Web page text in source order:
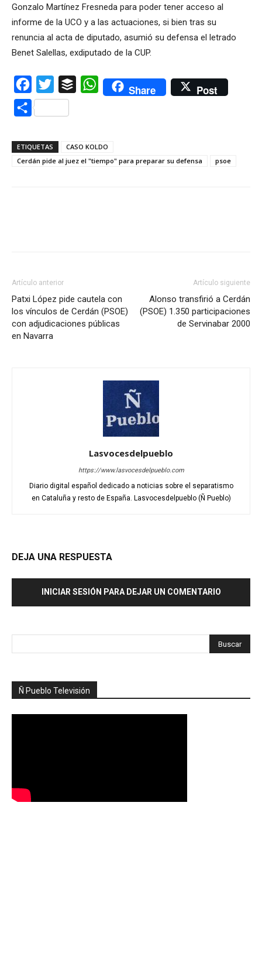
Gonzalo Martínez Fresneda para poder tener acceso al
informe de la UCO y a las actuaciones, si bien tras su
renuncia al acta de diputado, asumió su defensa el letrado
Benet Salellas, exdiputado de la CUP.
Facebook
Twitter Buffer WhatsAppShare Post
Compartir
ETIQUETAS
CASO KOLDO
Cerdán pide al juez el "tiempo" para preparar su defensa
psoe
Artículo anterior
Patxi López pide cautela con
los vínculos de Cerdán (PSOE)
con adjudicaciones públicas
en Navarra
Artículo siguiente
Alonso transfirió a Cerdán
(PSOE) 1.350 participaciones
de Servinabar 2000
Lasvocesdelpueblo
https://www.lasvocesdelpueblo.com
Diario digital español dedicado a noticias sobre el separatismo
en Cataluña y resto de España. Lasvocesdelpueblo (Ñ Pueblo)
DEJA UNA RESPUESTA
INICIAR SESIÓN PARA DEJAR UN COMENTARIO
Ñ Pueblo Televisión